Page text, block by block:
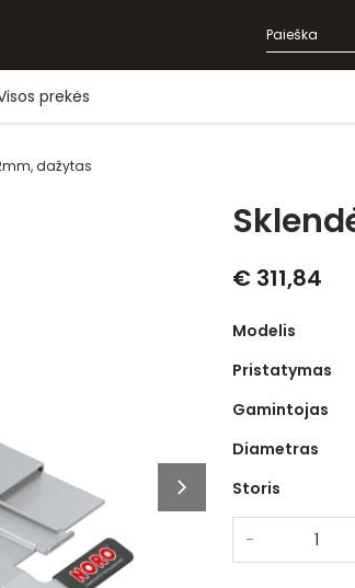
prekės
dažytas
€ 311,84
Modelis
Pristatymas
Gamintojas
Diametras
Storis
-